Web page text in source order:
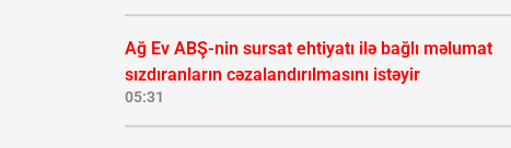
Ağ Ev ABŞ-nin sursat ehtiyatı ilə bağlı məlumat
sızdıranların cəzalandırılmasını istəyir
05:31